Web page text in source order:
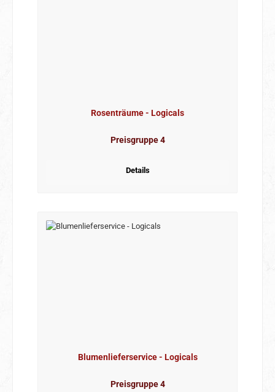
Rosenträume - Logicals
Preisgruppe 4
Details
Blumenlieferservice - Logicals
Preisgruppe 4